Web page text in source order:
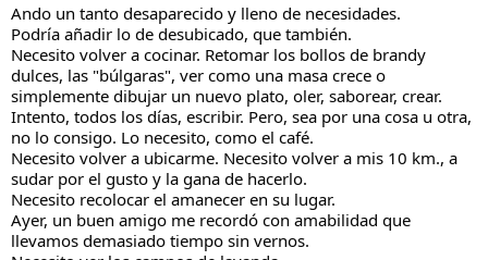
Ando un tanto desaparecido y lleno de necesidades.
Podría añadir lo de desubicado, que también.
Necesito volver a cocinar. Retomar los bollos de brandy
dulces, las "búlgaras", ver como una masa crece o
simplemente dibujar un nuevo plato, oler, saborear, crear.
Intento, todos los días, escribir. Pero, sea por una cosa u otra,
no lo consigo. Lo necesito, como el café.
Necesito volver a ubicarme. Necesito volver a mis 10 km., a
sudar por el gusto y la gana de hacerlo.
Necesito recolocar el amanecer en su lugar.
Ayer, un buen amigo me recordó con amabilidad que
llevamos demasiado tiempo sin vernos.